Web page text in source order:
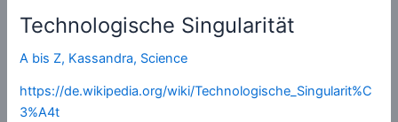
Technologische Singularität
A bis Z, Kassandra, Science
https://de.wikipedia.org/wiki/Technologische_Singularit%C
3%A4t